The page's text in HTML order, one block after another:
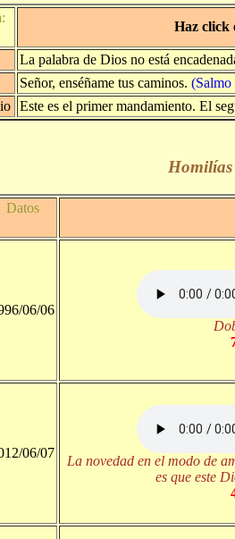
Haz click
La palabra de Dios no está
Señor, enséñame tus caminos. (Salmo
Este es el primer mandamiento. El
Homilías
Datos
06/06
06/07
La novedad en el modo de
es que este